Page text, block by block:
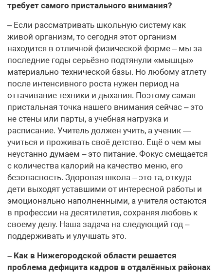
требует самого пристального внимания?
– Если рассматривать школьную систему как
живой организм, то сегодня этот организм
находится в отличной физической форме – мы за
последние годы серьёзно подтянули «мышцы»
материально-технической базы. Но любому атлету
после интенсивного роста нужен период на
оттачивание техники и дыхания. Поэтому самая
пристальная точка нашего внимания сейчас – это
не стены или парты, а учебная нагрузка и
расписание. Учитель должен учить, а ученик —
учиться и проживать своё детство. Ещё о чем мы
неустанно думаем – это питание. Фокус смещается
с количества калорий на качество меню, его
безопасность. Здоровая школа – это та, откуда
дети выходят уставшими от интересной работы и
эмоционально наполненными, а учителя остаются
в профессии на десятилетия, сохраняя любовь к
своему делу. Наша задача на следующий год –
поддерживать и улучшать это.
– Как в Нижегородской области решается
проблема дефицита кадров в отдалённых районах